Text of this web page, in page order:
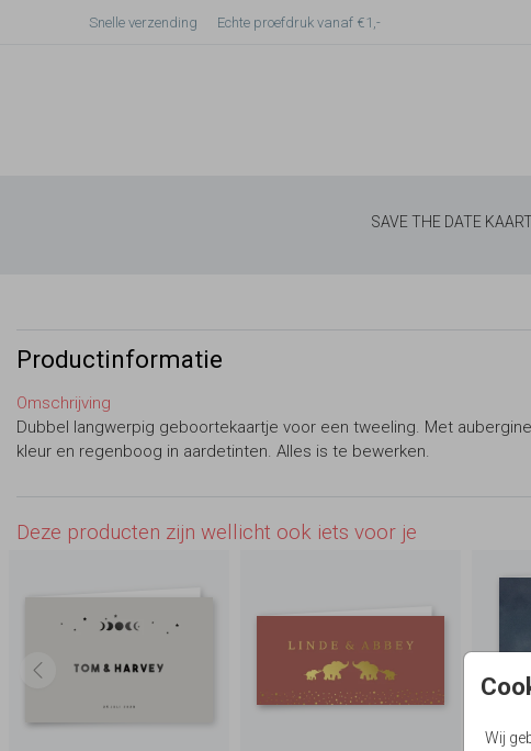
Snelle verzending Echte proefdruk vanaf €1,-
SAVE THE DATE
Wij
Productinformatie
Omschrijving
Dubbel langwerpig geboortekaartje voor een tweeling. Met aubergine
kleur en regenboog in aardetinten. Alles is te bewerken.
Deze producten zijn wellicht ook iets voor je